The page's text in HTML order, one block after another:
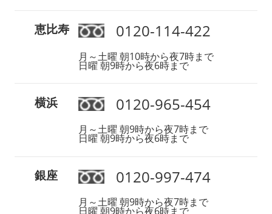
恵比寿 0120-114-422
月～土曜 朝10時から夜7時まで
日曜 朝9時から夜6時まで
横浜 0120-965-454
月～土曜 朝9時から夜7時まで
日曜 朝9時から夜6時まで
銀座 0120-997-474
月～土曜 朝9時から夜7時まで
日曜 朝9時から夜6時まで